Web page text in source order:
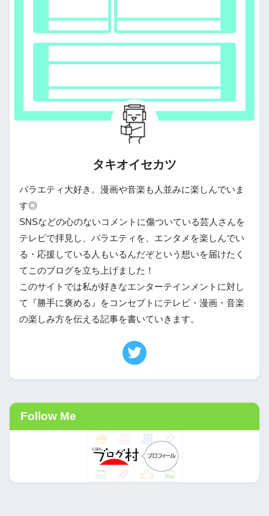
タキオイセカツ
バラエティ大好き。漫画や音楽も人並みに楽しんでいま
す◎
SNSなどの心のないコメントに傷ついている芸人さんを
テレビで拝見し、バラエティを、エンタメを楽しんでい
る・応援している人もいるんだぞという想いを届けたく
てこのブログを立ち上げました！
このサイトでは私が好きなエンターテインメントに対し
て『勝手に褒める』をコンセプトにテレビ・漫画・音楽
の楽しみ方を伝える記事を書いていきます。
Follow Me